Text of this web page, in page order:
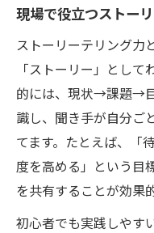
現場で役立つストー
ストーリーテリング力
「ストーリー」とし
的には、現状→課題→
識し、聞き手が自分ご
てます。たとえば、「
度を高める」という目
を共有することが効果
初心者でも実践しやす